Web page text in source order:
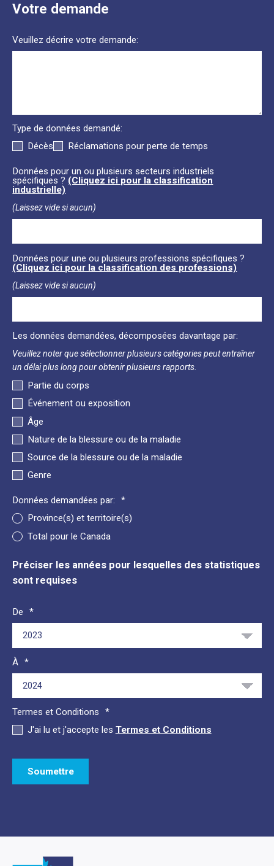
Votre demande
Veuillez décrire votre demande:
Type de données demandé:
Décès
Réclamations pour perte de temps
Données pour un ou plusieurs secteurs industriels
spécifiques ? (Cliquez ici pour la classification
industrielle)
(Laissez vide si aucun)
Données pour une ou plusieurs professions spécifiques ?
(Cliquez ici pour la classification des professions)
(Laissez vide si aucun)
Les données demandées, décomposées davantage par:
Veuillez noter que sélectionner plusieurs catégories peut entraîner
un délai plus long pour obtenir plusieurs rapports.
Partie du corps
Événement ou exposition
Âge
Nature de la blessure ou de la maladie
Source de la blessure ou de la maladie
Genre
Données demandées par:
Province(s) et territoire(s)
Total pour le Canada
Préciser les années pour lesquelles des statistiques
sont requises
De
À
Termes et Conditions
J'ai lu et j'accepte les Termes et Conditions
Soumettre
Retour à l'Accueil